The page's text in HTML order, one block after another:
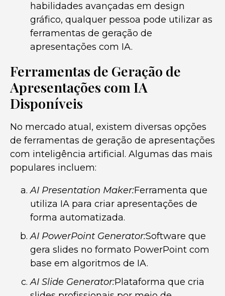
habilidades avançadas em design
gráfico, qualquer pessoa pode utilizar as
ferramentas de geração de
apresentações com IA.
Ferramentas de Geração de
Apresentações com IA
Disponíveis
No mercado atual, existem diversas opções
de ferramentas de geração de apresentações
com inteligência artificial. Algumas das mais
populares incluem:
AI Presentation Maker:Ferramenta que
utiliza IA para criar apresentações de
forma automatizada.
AI PowerPoint Generator:Software que
gera slides no formato PowerPoint com
base em algoritmos de IA.
AI Slide Generator:Plataforma que cria